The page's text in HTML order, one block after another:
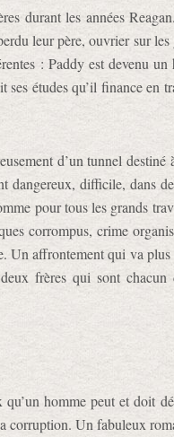
durant les années
leur père, ouvrier sur les
: Paddy est devenu un
études qu’il finance en
d’un tunnel destiné
dangereux, difficile, dans
pour tous les grands
corrompus, crime
Un affrontement qui va
frères qui sont chacun
homme peut et doit
corruption. Un fabuleux